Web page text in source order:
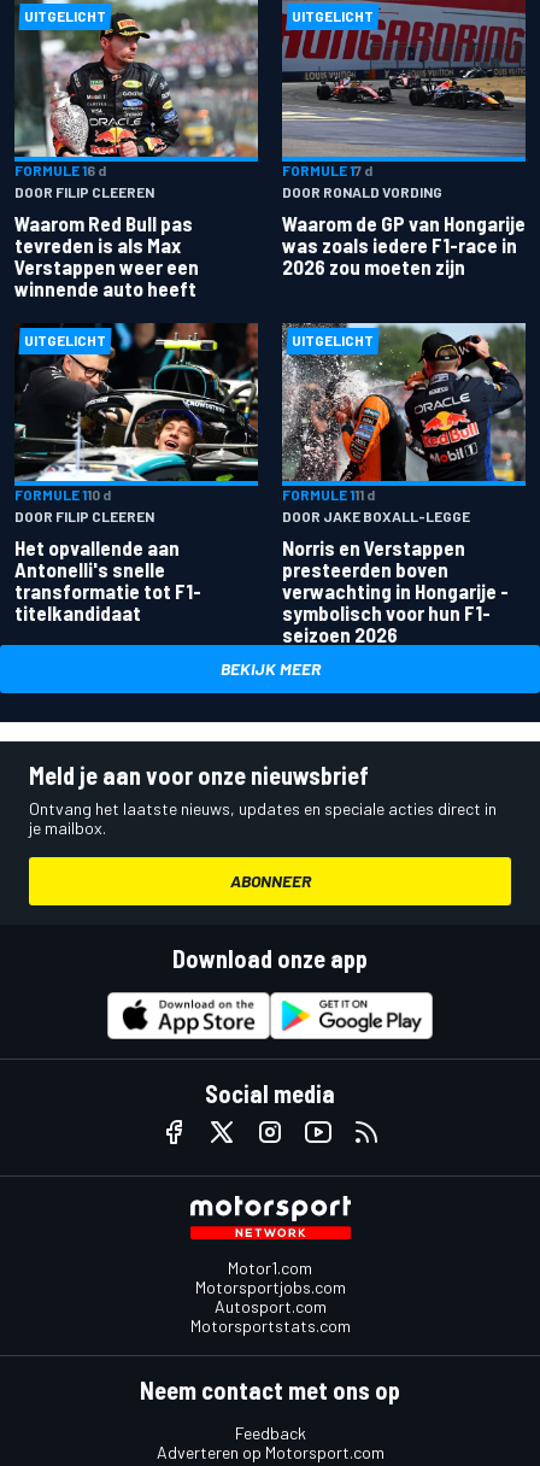
UITGELICHT
FORMULE 16 d
DOOR FILIP CLEEREN
Waarom Red Bull pas
tevreden is als Max
Verstappen weer een
winnende auto heeft
UITGELICHT
FORMULE 17 d
DOOR RONALD VORDING
Waarom de GP van Hongarije
was zoals iedere F1-race in
2026 zou moeten zijn
UITGELICHT
FORMULE 110 d
DOOR FILIP CLEEREN
Het opvallende aan
Antonelli's snelle
transformatie tot F1-
titelkandidaat
UITGELICHT
FORMULE 111 d
DOOR JAKE BOXALL-LEGGE
Norris en Verstappen
presteerden boven
verwachting in Hongarije -
symbolisch voor hun F1-
seizoen 2026
BEKIJK MEER
Meld je aan voor onze nieuwsbrief
Ontvang het laatste nieuws, updates en speciale acties direct in
je mailbox.
ABONNEER
Download onze app
Social media
Motor1.com
Motorsportjobs.com
Autosport.com
Motorsportstats.com
Neem contact met ons op
Feedback
Adverteren op Motorsport.com